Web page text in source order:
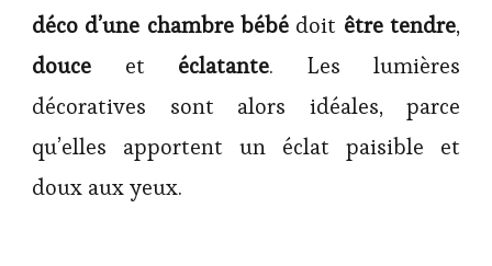
déco d’une chambre bébé doit être tendre,
douce et éclatante. Les lumières
décoratives sont alors idéales, parce
qu’elles apportent un éclat paisible et
doux aux yeux.